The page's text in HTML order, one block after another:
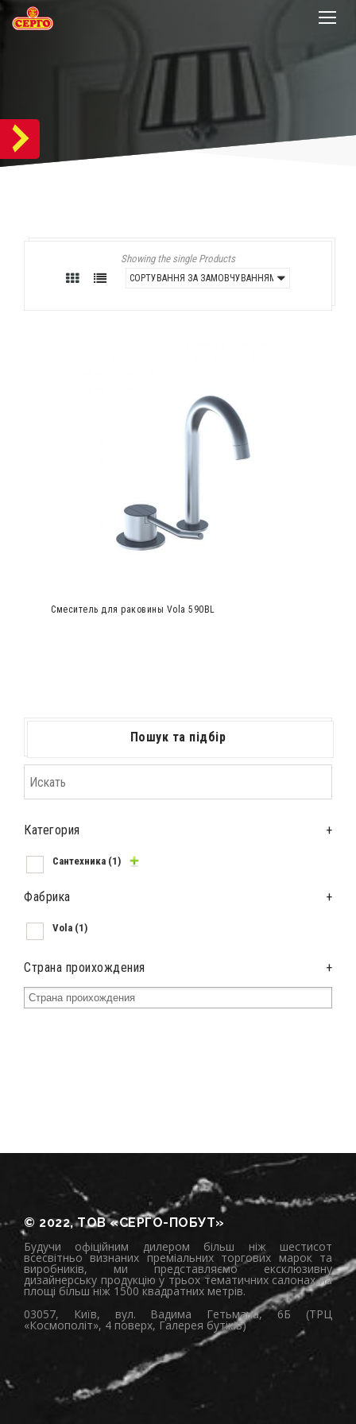
Showing the single Products
Смеситель для раковины Vola 590BL
Пошук та підбір
Категория +
Сантехника (1)
Фабрика +
Vola (1)
Страна проихождения +
© 2022, ТОВ «СЕРГО-ПОБУТ»
Будучи офіційним дилером більш ніж шестисот
всесвітньо визнаних преміальних торгових марок та
виробників, ми представляємо ексклюзивну
дизайнерську продукцію у трьох тематичних салонах на
площі більш ніж 1500 квадратних метрів.
03057, Київ, вул. Вадима Гетьмана, 6Б (ТРЦ
«Космополіт», 4 поверх, Галерея бутіків)